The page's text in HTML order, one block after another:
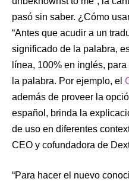
pasó sin saber. ¿Cómo
“Antes que acudir a un
significado de la palabra,
línea, 100% en inglés,
la palabra. Por ejemplo, el
además de proveer la
español, brinda la
de uso en diferentes
CEO y cofundadora de
“Para hacer el nuevo